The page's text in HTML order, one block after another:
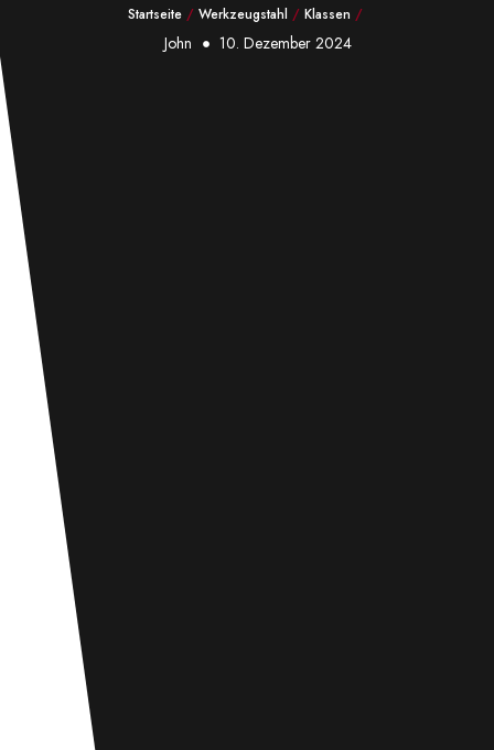
Startseite/ Werkzeugstahl / Klassen /
John 10. Dezember 2024